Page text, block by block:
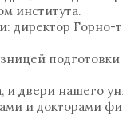
института.
директор Горно-
подготовки
и двери нашего
и докторами